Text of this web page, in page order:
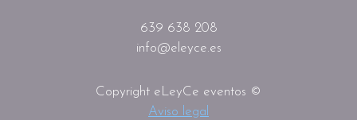
639 638 208
info@eleyce.es
Copyright eLeyCe eventos ©
Aviso legal